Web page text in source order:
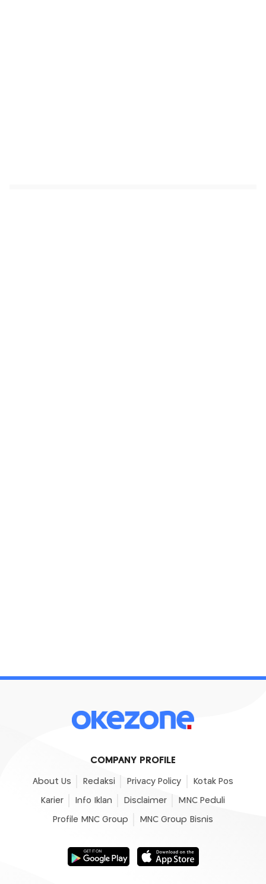
COMPANY PROFILE
About Us Redaksi Privacy Policy Kotak Pos
Karier Info Iklan Disclaimer MNC Peduli
Profile MNC Group MNC Group Bisnis